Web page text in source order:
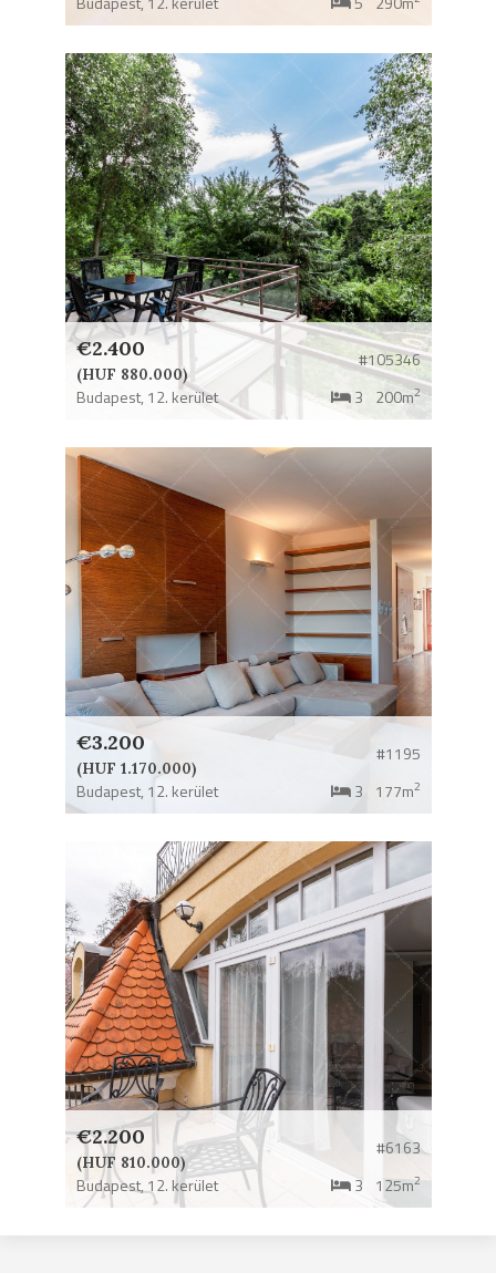
€2.400
(HUF 880.000)
#105346
Budapest, 12. kerület 3 200m2
€3.200
(HUF 1.170.000)
#1195
Budapest, 12. kerület 3 177m2
€2.200
(HUF 810.000)
#6163
Budapest, 12. kerület 3 125m2